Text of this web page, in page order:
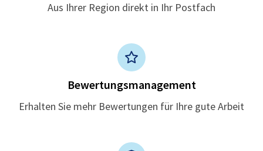
Aus Ihrer Region direkt in Ihr Postfach
Bewertungsmanagement
Erhalten Sie mehr Bewertungen für Ihre gute Arbeit